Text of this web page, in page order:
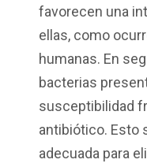
favorecen una
ellas, como
humanas. En
bacterias
susceptibilidad
antibiótico. Esto
adecuada para